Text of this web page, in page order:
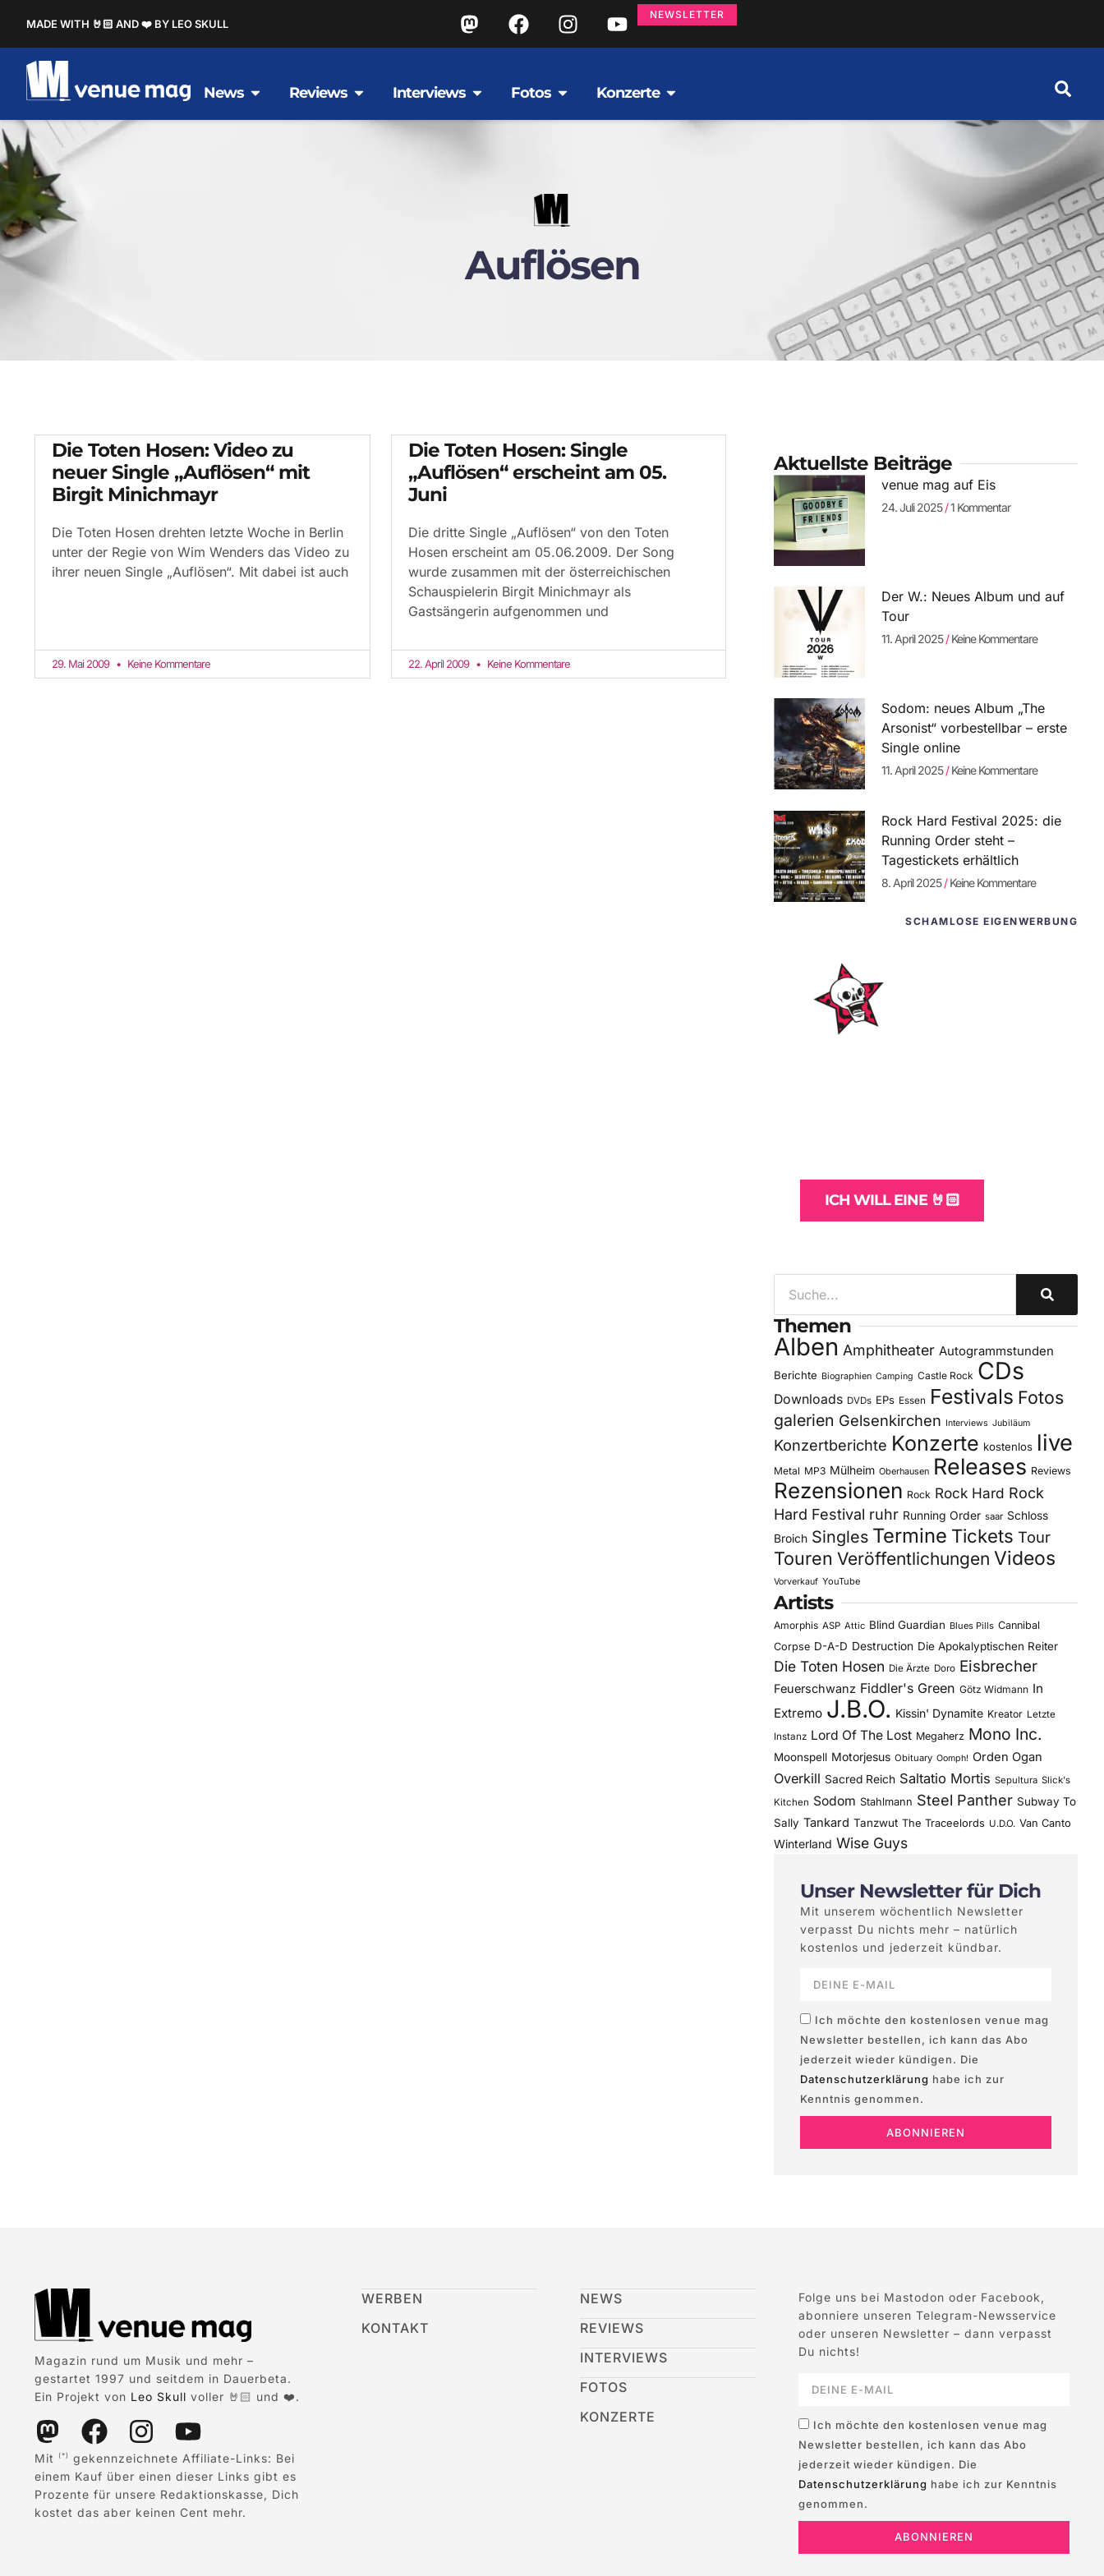
MADE WITH 🤘🏻 AND ❤️ BY LEO SKULL
NEWSLETTER
News Reviews Interviews Fotos Konzerte
Auflösen
Die Toten Hosen: Video zu
neuer Single „Auflösen“ mit
Birgit Minichmayr
Die Toten Hosen drehten letzte Woche in Berlin
unter der Regie von Wim Wenders das Video zu
ihrer neuen Single „Auflösen“. Mit dabei ist auch
29. Mai 2009 Keine Kommentare
Die Toten Hosen: Single
„Auflösen“ erscheint am 05.
Juni
Die dritte Single „Auflösen“ von den Toten
Hosen erscheint am 05.06.2009. Der Song
wurde zusammen mit der österreichischen
Schauspielerin Birgit Minichmayr als
Gastsängerin aufgenommen und
22. April 2009 Keine Kommentare
Aktuellste Beiträge
venue mag auf Eis
24. Juli 2025 1 Kommentar
Der W.: Neues Album und auf
Tour
11. April 2025 Keine Kommentare
Sodom: neues Album „The
Arsonist“ vorbestellbar – erste
Single online
11. April 2025 Keine Kommentare
Rock Hard Festival 2025: die
Running Order steht –
Tagestickets erhältlich
8. April 2025 Keine Kommentare
SCHAMLOSE EIGENWERBUNG
ICH WILL EINE 🤘🏻
Themen
Alben Amphitheater Autogrammstunden
Berichte Biographien Camping Castle Rock CDs
Downloads DVDs EPs Essen Festivals Fotos
galerien Gelsenkirchen Interviews Jubiläum
Konzertberichte Konzerte kostenlos live
Metal MP3 Mülheim Oberhausen Releases Reviews
Rezensionen Rock Rock Hard Rock
Hard Festival ruhr Running Order saar Schloss
Broich Singles Termine Tickets Tour
Touren Veröffentlichungen Videos
Vorverkauf YouTube
Artists
Amorphis ASP Attic Blind Guardian Blues Pills Cannibal
Corpse D-A-D Destruction Die Apokalyptischen Reiter
Die Toten Hosen Die Ärzte Doro Eisbrecher
Feuerschwanz Fiddler's Green Götz Widmann In
Extremo J.B.O. Kissin' Dynamite Kreator Letzte
Instanz Lord Of The Lost Megaherz Mono Inc.
Moonspell Motorjesus Obituary Oomph! Orden Ogan
Overkill Sacred Reich Saltatio Mortis Sepultura Slick's
Kitchen Sodom Stahlmann Steel Panther Subway To
Sally Tankard Tanzwut The Traceelords U.D.O. Van Canto
Winterland Wise Guys
Unser Newsletter für Dich
Mit unserem wöchentlich Newsletter
verpasst Du nichts mehr – natürlich
kostenlos und jederzeit kündbar.
Ich möchte den kostenlosen venue mag
Newsletter bestellen, ich kann das Abo
jederzeit wieder kündigen. Die
Datenschutzerklärung habe ich zur
Kenntnis genommen.
ABONNIEREN
Magazin rund um Musik und mehr –
gestartet 1997 und seitdem in Dauerbeta.
Ein Projekt von Leo Skull voller 🤘🏻 und ❤️.
Mit (*)
gekennzeichnete Affiliate-Links: Bei
einem Kauf über einen dieser Links gibt es
Prozente für unsere Redaktionskasse, Dich
kostet das aber keinen Cent mehr.
WERBEN
KONTAKT
NEWS
REVIEWS
INTERVIEWS
FOTOS
KONZERTE
Folge uns bei Mastodon oder Facebook,
abonniere unseren Telegram-Newsservice
oder unseren Newsletter – dann verpasst
Du nichts!
Ich möchte den kostenlosen venue mag
Newsletter bestellen, ich kann das Abo
jederzeit wieder kündigen. Die
Datenschutzerklärung habe ich zur Kenntnis
genommen.
ABONNIEREN